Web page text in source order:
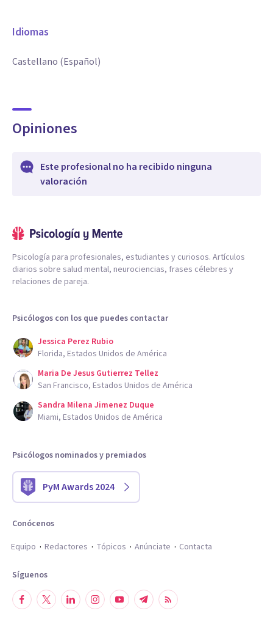
Idiomas
Castellano (Español)
Opiniones
Este profesional no ha recibido ninguna
valoración
Psicología para profesionales, estudiantes y curiosos. Artículos
diarios sobre salud mental, neurociencias, frases célebres y
relaciones de pareja.
Psicólogos con los que puedes contactar
Jessica Perez Rubio
Florida, Estados Unidos de América
Maria De Jesus Gutierrez Tellez
San Francisco, Estados Unidos de América
Sandra Milena Jimenez Duque
Miami, Estados Unidos de América
Psicólogos nominados y premiados
PyM Awards 2024
Conócenos
Equipo
Redactores Tópicos Anúnciate Contacta
Síguenos